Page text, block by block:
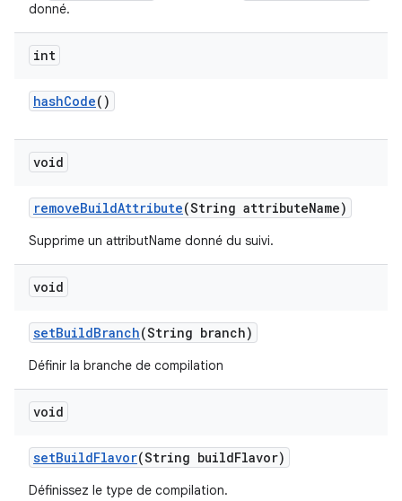
donné.
int
hashCode()
void
removeBuildAttribute(String attributeName)
Supprime un attributName donné du suivi.
void
setBuildBranch(String branch)
Définir la branche de compilation
void
setBuildFlavor(String buildFlavor)
Définissez le type de compilation.